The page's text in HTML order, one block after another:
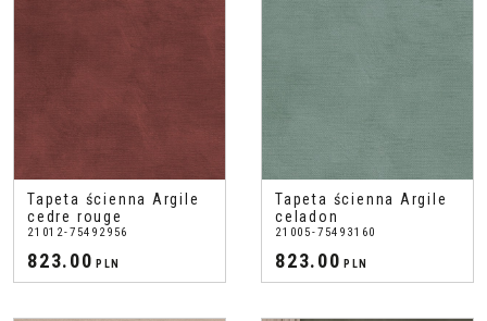
Tapeta ścienna Argile
cedre rouge
21012-75492956
823.00 PLN
Tapeta ścienna Argile
celadon
21005-75493160
823.00 PLN